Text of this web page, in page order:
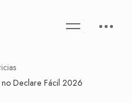
Declare Fácil 2026